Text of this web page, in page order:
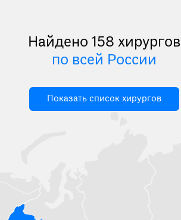
Найдено 158 хирургов
по всей России
Показать список хирургов